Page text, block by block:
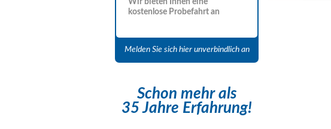
Wir bieten Ihnen eine
kostenlose Probefahrt an
Melden Sie sich hier unverbindlich an
Schon mehr als
35 Jahre Erfahrung!